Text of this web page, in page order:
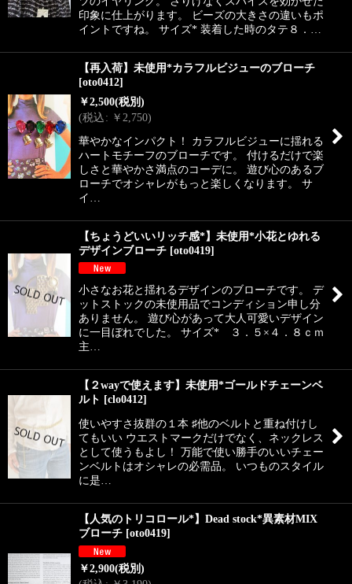
印象に仕上がります。 ビーズの大きさの違いもポ
イントですね。 サイズ* 装着した時のタテ８．…
【再入荷】未使用*カラフルビジューのブローチ
[oto0412]
￥2,500(税別)
(税込: ￥ 2,750)
華やかなインパクト！ カラフルビジューに揺れる
ハートモチーフのブローチです。 付けるだけで楽
しさと華やかさ満点のコーデに。 遊び心のあるブ
ローチでオシャレがもっと楽しくなります。 サ
イ…
【ちょうどいいリッチ感*】未使用*小花とゆれる
デザインブローチ [oto0419]
小さなお花と揺れるデザインのブローチです。 デ
ットストックの未使用品でコンディション申し分
ありません。 遊び心があって大人可愛いデザイン
に一目ぼれでした。 サイズ* ３．５×４．８ｃｍ
主…
【２wayで使えます】未使用*ゴールドチェーンベ
ルト [clo0412]
使いやすさ抜群の１本 ♯他のベルトと重ね付けし
てもいい ウエストマークだけでなく、ネックレス
として使うもよし！ 万能で使い勝手のいいチェー
ンベルトはオシャレの必需品。 いつものスタイル
に是…
【人気のトリコロール*】Dead stock*異素材MIX
ブローチ [oto0419]
￥2,900(税別)